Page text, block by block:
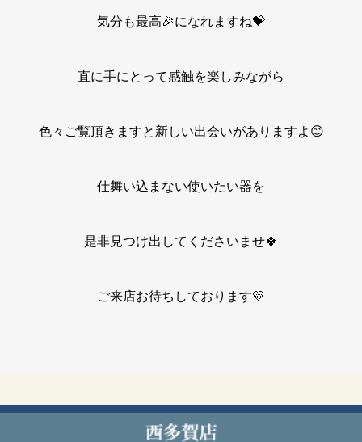
気分も最高🎉になれますね💝
直に手にとって感触を楽しみながら
色々ご覧頂きますと新しい出会いがありますよ😊
仕舞い込まない使いたい器を
是非見つけ出してくださいませ🍀
ご来店お待ちしております💛